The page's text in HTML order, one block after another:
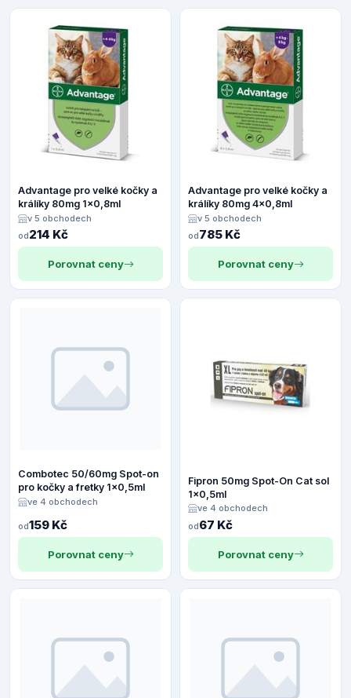
Advantage pro velké kočky a
králíky 80mg 1x0,8ml
v 5 obchodech
od214 Kč
Porovnat ceny
Advantage pro velké kočky a
králíky 80mg 4x0,8ml
v 5 obchodech
od785 Kč
Porovnat ceny
Combotec 50/60mg Spot-on
pro kočky a fretky 1x0,5ml
ve 4 obchodech
od159 Kč
Porovnat ceny
Fipron 50mg Spot-On Cat sol
1x0,5ml
ve 4 obchodech
od67 Kč
Porovnat ceny